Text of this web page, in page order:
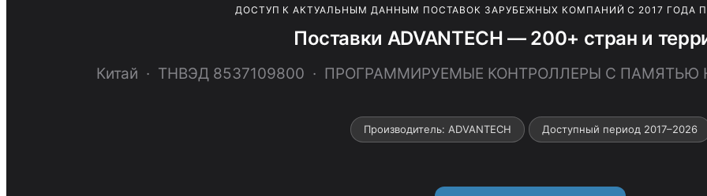
ДОСТУП К АКТУАЛЬНЫМ ДАННЫМ ПОСТАВОК ЗАРУБЕЖНЫХ КОМПАНИЙ С 2017 ГОДА
Поставки ADVANTECH — 200+ стран и
Китай · ТНВЭД 8537109800 · ПРОГРАММИРУЕМЫЕ КОНТРОЛЛЕРЫ С ПАМЯТЬЮ
Производитель: ADVANTECH Доступный период 2017–2026